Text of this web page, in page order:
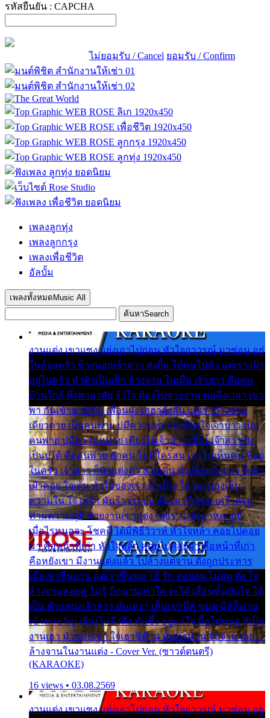
รหัสยืนยัน : CAPCHA
ไม่ยอมรับ / Cancel ยอมรับ / Confirm
เพลงลูกทุ่ง
เพลงลูกกรุง
เพลงเพื่อชีวิต
อัลบั้ม
เพลงทั้งหมด Music All
ค้นหาSearch
งานแต่ง เขาแซง แย่งเอาไปก่อน หัวใจอาวรณ์ มาซ่อน อยู่
ในห้องครัว ข้างนอกเจ้าสาว ส่งยิ้ม ให้คนไปทั่ว แต่เรา เฝ้า
อยู่ในครัว ทำตัวเป็นเด็ก ล้างจาน ในเมื่อ เจ้าสาว คือคน
บ้านใกล้ พึ่งพาอาศัย จำใจ ต้องไปช่วยงาน พอถึงเวลา เขา
พา กันเข้าพาขวัญ เพื่อนฝูง เฮฮาดังลั่น แต่เราล้างจาน
เดียวดาย เป็นคนพ่าย บ่มีความหมาย เคียงใจเจ้าบ่าว เป็น
คนพ่าย บ่มีความหมาย เคียงใจเจ้าบ่าว เพื่อนเจ้าสาว ยัง
เป็นบ่ได้ คือคนพ่าย ฮักคน ไม่มีใครสน เขาไม่เห็นคน ที่อยู่
ในครัว เจ้าสาว ก็มัวแต่งตัว สวยเด่น นั่งเคียงเจ้าบ่าว ที่เขา
เฝ้าคอย ใจเต้น หัวใจของเรา ลำเค็ญ ใครจะมองเห็น
ความใน ใจ เศร้า มันร้าวระบม ต้องมาขื่นขม เศร้าตรม
ท่ามความสุขี ช่วยงานเขาแต่ง แต่เรา แล้งมาหลายปี
เมื่อไรหนอจะ โชคดี ได้มีพิธีวิวาห์ หัวใจหล้า คอยไปคอย
มา คือหน้าที่เก่า หัวใจหล้า คอยไปคอยมา คือหน้าที่เก่า
คือหยังเขา มีงานแต่งแล้ว ไปล้างแต่จาน ดั่งถูกประหาร
เมื่อเขาชื่นบาน แต่เราขื่นขม โอ้ รัก ลอยลม ไม่สม ดัง ใจ
ล้างจานคอยคู่ ไม่รู้ อีกนานเท่าใด จะได้ เลื่อนขั้นบันได ได้
เป็น ตำแหน่งเจ้าสาว มันเหงา เห็นเขามีคู่ ซมดู มีคู่ก็ม่วน
เข้าพาขวัญ เสียงโห่ตึงตึง มันซึ้ง อยู่แก่ใจ มื้อใด๋หนอ สิเป็น
งานเฮา มัวซอยเขา ใจเฮาซิด้าน มันทรมาน จับจาน เอย…
ล้างจานในงานแต่ง - Cover Ver. (ซาวด์ดนตรี)
(KARAOKE)
16 views • 03.08.2569
งานแต่ง เขาแซง แย่งเอาไปก่อน หัวใจอาวรณ์ มาซ่อน อยู่